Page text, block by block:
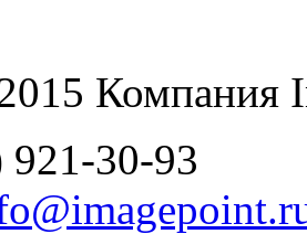
Компания
921-30-93